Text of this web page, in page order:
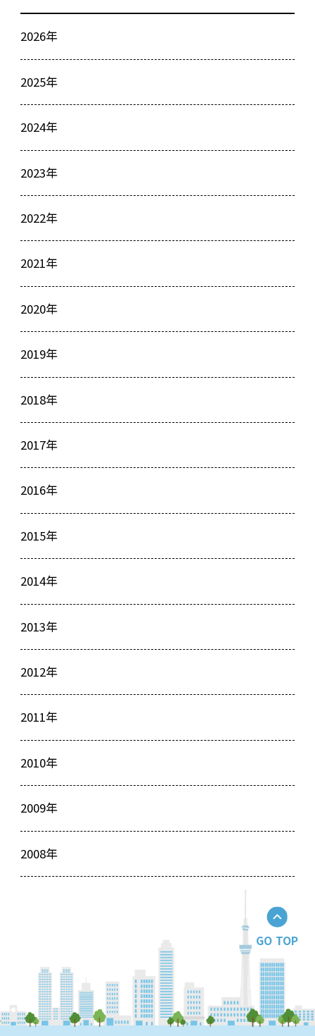
2026年
2025年
2024年
2023年
2022年
2021年
2020年
2019年
2018年
2017年
2016年
2015年
2014年
2013年
2012年
2011年
2010年
2009年
2008年
GO TOP